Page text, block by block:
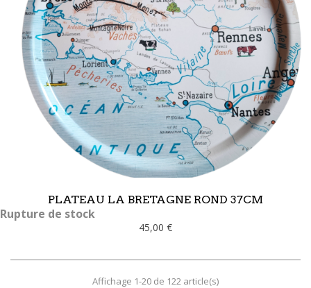
PLATEAU LA BRETAGNE ROND 37CM
Rupture de stock
45,00 €
Affichage 1-20 de 122 article(s)